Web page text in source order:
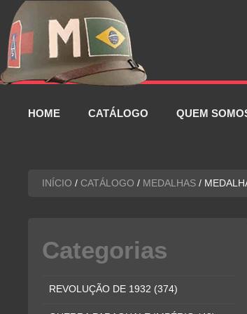
Pular
para
conteúdo
HOME CATÁLOGO QUEM
INÍCIO / CATÁLOGO / MEDALHAS /
Categorias
REVOLUÇÃO DE 1932 (374)